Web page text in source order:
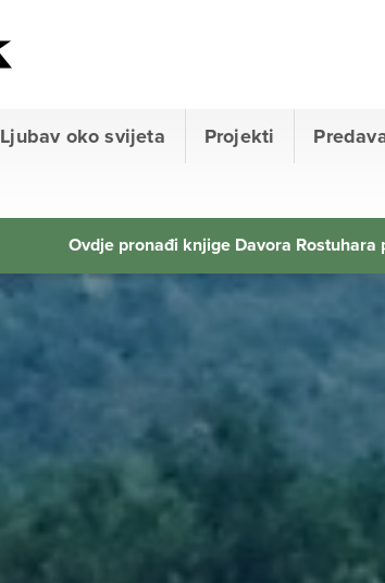
Ljubav oko svijeta Projekti
Ovdje pronađi knjige Davora